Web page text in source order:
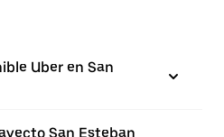
Uber en San
San Esteban